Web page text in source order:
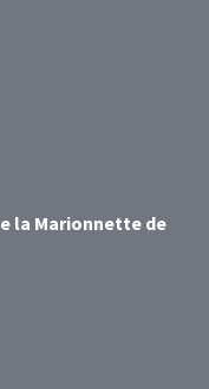
la Marionnette de